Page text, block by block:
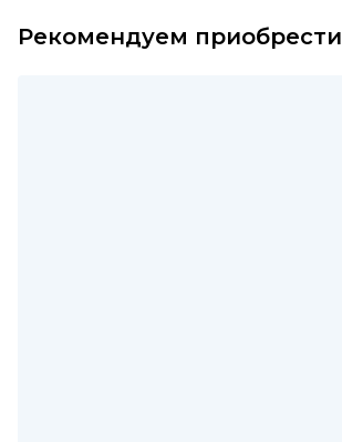
Рекомендуем приобрести